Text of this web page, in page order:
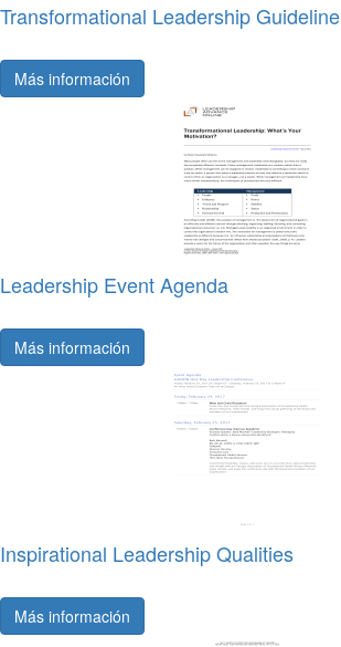
Transformational Leadership Guideline
Más información
Leadership Event Agenda
Más información
Inspirational Leadership Qualities
Más información